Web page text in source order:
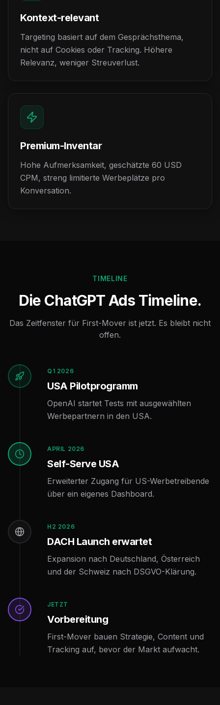
Kontext-relevant
Targeting basiert auf dem Gesprächsthema,
nicht auf Cookies oder Tracking. Höhere
Relevanz, weniger Streuverlust.
Premium-Inventar
Hohe Aufmerksamkeit, geschätzte 60 USD
CPM, streng limitierte Werbeplätze pro
Konversation.
TIMELINE
Die ChatGPT Ads Timeline.
Das Zeitfenster für First-Mover ist jetzt. Es bleibt nicht
offen.
Q1 2026
USA Pilotprogramm
OpenAI startet Tests mit ausgewählten
Werbepartnern in den USA.
APRIL 2026
Self-Serve USA
Erweiterter Zugang für US-Werbetreibende
über ein eigenes Dashboard.
H2 2026
DACH Launch erwartet
Expansion nach Deutschland, Österreich
und der Schweiz nach DSGVO-Klärung.
JETZT
Vorbereitung
First-Mover bauen Strategie, Content und
Tracking auf, bevor der Markt aufwacht.